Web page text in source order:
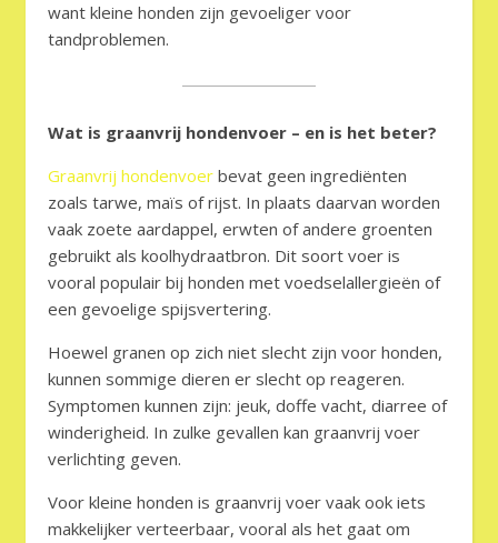
want kleine honden zijn gevoeliger voor
tandproblemen.
Wat is graanvrij hondenvoer – en is het beter?
Graanvrij hondenvoer bevat geen ingrediënten
zoals tarwe, maïs of rijst. In plaats daarvan worden
vaak zoete aardappel, erwten of andere groenten
gebruikt als koolhydraatbron. Dit soort voer is
vooral populair bij honden met voedselallergieën of
een gevoelige spijsvertering.
Hoewel granen op zich niet slecht zijn voor honden,
kunnen sommige dieren er slecht op reageren.
Symptomen kunnen zijn: jeuk, doffe vacht, diarree of
winderigheid. In zulke gevallen kan graanvrij voer
verlichting geven.
Voor kleine honden is graanvrij voer vaak ook iets
makkelijker verteerbaar, vooral als het gaat om